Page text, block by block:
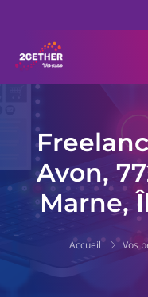
Avon,
Marne,
Accueil Vos